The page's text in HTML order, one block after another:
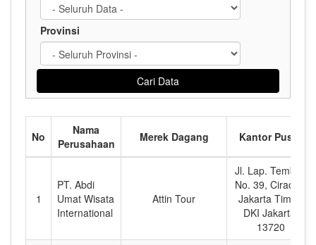
Provinsi
No
Nama
Perusahaan
Merek Dagang Kantor Pusat
1
PT. Abdi
Umat Wisata
International
Attin Tour
Jl. Lap. Tembak
No. 39, Ciracas,
Jakarta Timur,
DKI Jakarta,
13720